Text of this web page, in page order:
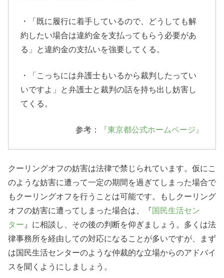
・「既に履行に着手しているので、どうしても解
約したい場合は違約金を支払ってもらう必要があ
る」と違約金の支払いを強要してくる。
・「こっちには弁護士もいるから裁判したってい
いですよ」と弁護士と裁判の話を持ち出し妨害し
てくる。
参考： 『東京都公式ホームページ』
クーリングオフの妨害は法律で禁じられています。仮にこ
のような妨害に遭って一定の期間を過ぎてしまった場合で
もクーリングオフを行うことは可能です。もしクーリング
オフの妨害に遭ってしまった場合は、『国民生活セン
ター 』に相談し、その後の判断を仰ぎましょう。多くは法
律事務所を経由しての対応になることが多いですが、まず
は国民生活センターのような仲裁的な立場からのアドバイ
スを聞くようにしましょう。